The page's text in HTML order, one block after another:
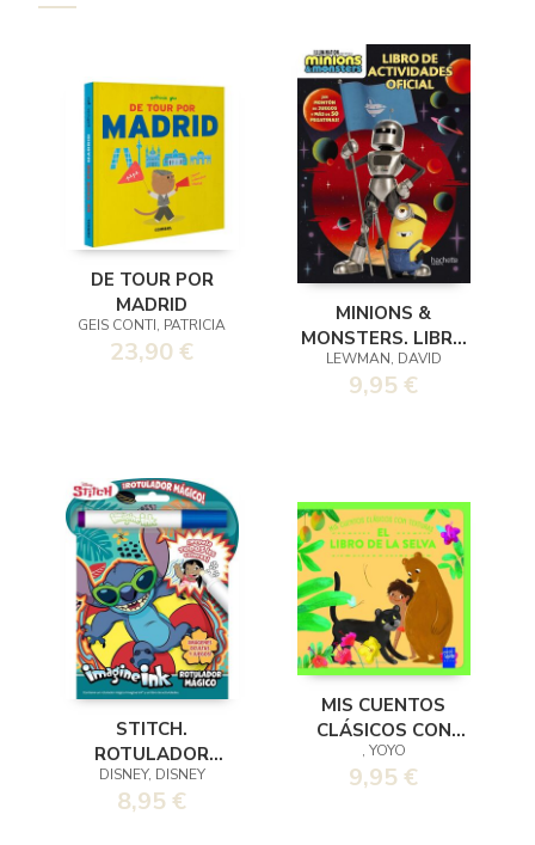
DE TOUR POR
MADRID
GEIS CONTI, PATRICIA
23,90 €
MINIONS &
MONSTERS. LIBRO
DE ACTIVIDADES
OFICIAL
LEWMAN, DAVID
9,95 €
STITCH.
ROTULADOR
MÁGICO
DISNEY, DISNEY
8,95 €
MIS CUENTOS
CLÁSICOS CON
TEXTURAS. EL
LIBRO DE LA SELVA
, YOYO
9,95 €